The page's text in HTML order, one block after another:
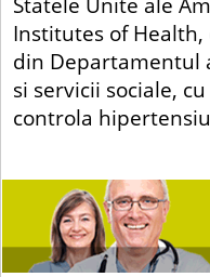
Institutes of
din Departamentul
si servicii sociale,
controla